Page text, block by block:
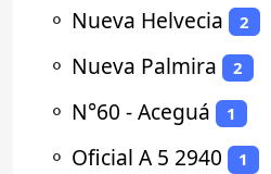
⚬ Nueva Helvecia 2
⚬ Nueva Palmira 2
⚬ N°60 - Aceguá 1
⚬ Oficial A 5 2940 1